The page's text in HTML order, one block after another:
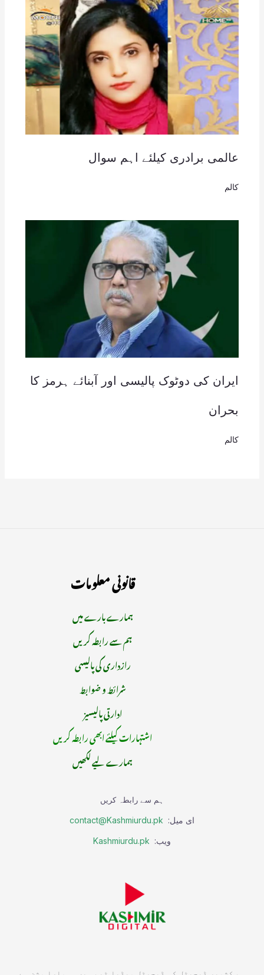
عالمی برادری کیلئے اہم سوال
کالم
ایران کی دوٹوک پالیسی اور آبنائے ہرمز کا
بحران
کالم
قانونی معلومات
ہمارے بارے میں
ہم سے رابطہ کریں
رازداری کی پالیسی
شرائط و ضوابط
ادارتی پالیسیز
اشتہارات کیلئے ابھی رابطہ کریں
ہمارے لیے لکھیں
ہم سے رابطہ کریں
ای میل: contact@Kashmiurdu.pk
ویب: Kashmiurdu.pk